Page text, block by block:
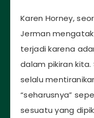
Karen Horney,
Jerman
terjadi karena
dalam pikiran
selalu
“seharusnya”
sesuatu yang